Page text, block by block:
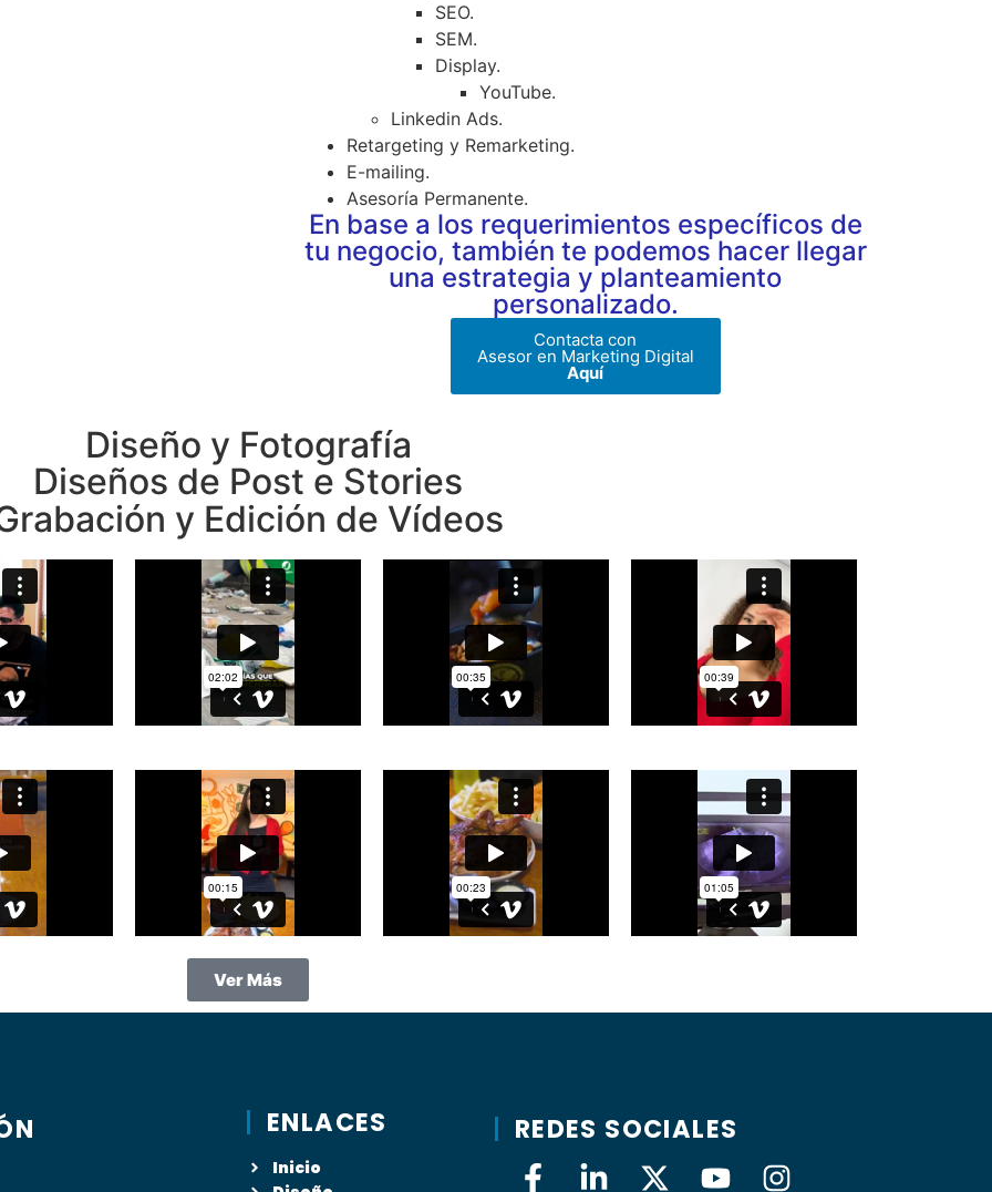
SEO.
SEM.
Display.
YouTube.
Linkedin Ads.
Retargeting y Remarketing.
E-mailing.
Asesoría Permanente.
En base a los requerimientos específicos de
tu negocio, también te podemos hacer llegar
una estrategia y planteamiento
personalizado.
Contacta con
Asesor en Marketing Digital
Aquí
Diseño y Fotografía
Diseños de Post e Stories
y Edición de Vídeos
Ver Más
ENLACES
Inicio
REDES SOCIALES